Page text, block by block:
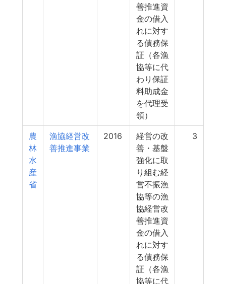
善推進資
金の借入
れに対す
る債務保
証（各漁
協等に代
わり保証
料助成金
を代理受
領）
農
林
水
産
省
漁協経営改
善推進事業
2016
経営の改
善・基盤
強化に取
り組む経
営不振漁
協等の漁
協経営改
善推進資
金の借入
れに対す
る債務保
証（各漁
協等に代
3